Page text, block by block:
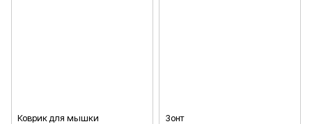
Коврик для мышки Зонт